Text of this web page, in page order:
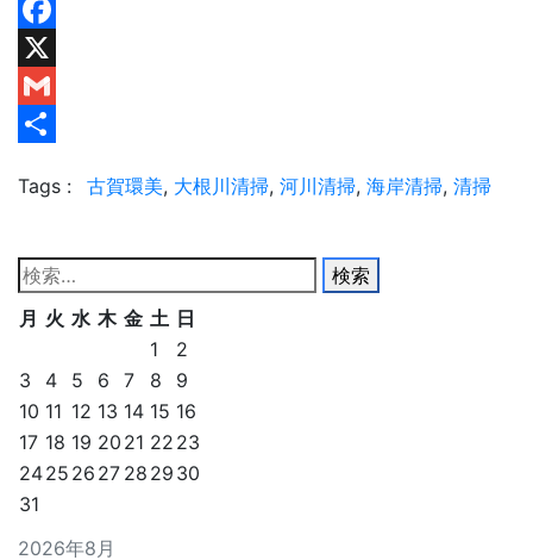
Facebook
X
Gmail
有
Tags : 古賀環美, 大根川清掃, 河川清掃, 海岸清掃, 清掃
検
索:
2026年8月
月 火 水 木 金 土 日
1
2
3
4 5 6 7 8
9
10 11 12 13 14 15 16
17 18 19 20 21 22 23
2425 26 27 28 29 30
31